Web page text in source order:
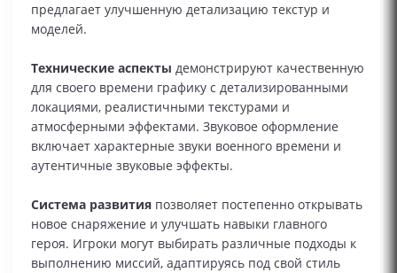
предлагает улучшенную детализацию текстур и
моделей.
Технические аспекты демонстрируют качественную
для своего времени графику с детализированными
локациями, реалистичными текстурами и
атмосферными эффектами. Звуковое оформление
включает характерные звуки военного времени и
аутентичные звуковые эффекты.
Система развития позволяет постепенно открывать
новое снаряжение и улучшать навыки главного
героя. Игроки могут выбирать различные подходы к
выполнению миссий, адаптируясь под свой стиль